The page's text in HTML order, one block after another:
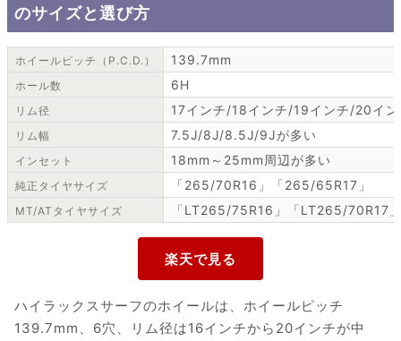
のサイズと選び方
ホイールピッチ（P.C.D.） 139.7mm
ホール数 6H
リム径 17インチ/18インチ/19インチ/20イ
リム幅 7.5J/8J/8.5J/9Jが多い
インセット 18mm～25mm周辺が多い
純正タイヤサイズ 「265/70R16」「265/65R17」
MT/ATタイヤサイズ 「LT265/75R16」「LT265/70R17
ハイラックスサーフのホイールは、ホイールピッチ
139.7mm、6穴、リム径は16インチから20インチが中